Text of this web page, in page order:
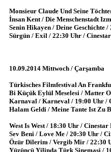
Monsieur Claude Und Seine
İnsan Kent / Die Menschenstadt
Senin Hikayen / Deine Geschichte
Sürgün / Exil / 22:30 Uhr /
10.09.2014 Mittwoch / Çarşamba
Türkisches Filmfestival An
Bi Küçük Eylül Meselesi / Matter
Karnaval / Karneval / 19:00 Uhr /
Halam Geldi / Meine Tante Ist Zu
West Is West / 18:30 Uhr /
Sev Beni / Love Me / 20:30 Uhr /
Özür Dilerim / Vergib Mir / 22:30
Yüzüncü Yilinda Türk Sinemasi /